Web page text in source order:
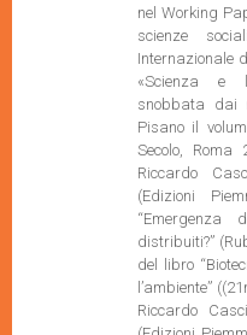
nel Working
scienze
Internazionale
«Scienza e
snobbata dai
Pisano il
Secolo, Roma
Riccardo
(Edizioni
“Emergenza
distribuiti?”
del libro
l’ambiente”
Riccardo